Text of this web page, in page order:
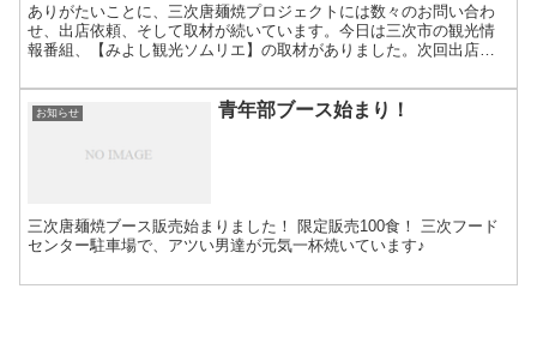
ありがたいことに、三次唐麺焼プロジェクトには数々のお問い合わ
せ、出店依頼、そして取材が続いています。今日は三次市の観光情
報番組、【みよし観光ソムリエ】の取材がありました。次回出店の
お知らせ 青年部ブース始まり！
三次唐麺焼ブース販売始まりました！ 限定販売100食！ 三次フード
センター駐車場で、アツい男達が元気一杯焼いています♪